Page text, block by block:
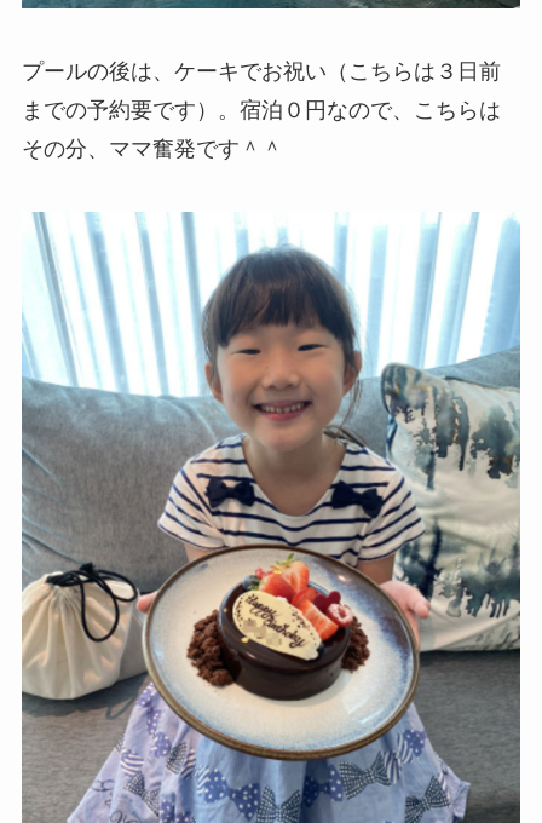
プールの後は、ケーキでお祝い（こちらは３日前
までの予約要です）。宿泊０円なので、こちらは
その分、ママ奮発です＾＾